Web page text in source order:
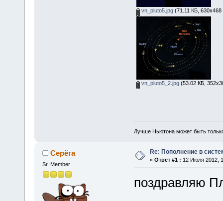
vn_pluto5.jpg(71.11 КБ, 630x468
vn_pluto5_2.jpg(53.02 КБ,
Лучше Ньютона может быть
Серёга
Sr. Member
Re: Пополнение в
« Ответ #1 : 12 Июля 2012,
поздравляю